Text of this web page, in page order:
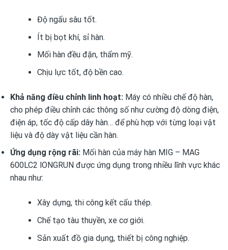
Độ ngấu sâu tốt.
Ít bị bọt khí, sỉ hàn.
Mối hàn đều đặn, thẩm mỹ.
Chịu lực tốt, độ bền cao.
Khả năng điều chỉnh linh hoạt:Máy có nhiều chế độ hàn,
cho phép điều chỉnh các thông số như cường độ dòng điện,
điện áp, tốc độ cấp dây hàn… để phù hợp với từng loại vật
liệu và độ dày vật liệu cần hàn.
Ứng dụng rộng rãi:Mối hàn của máy hàn MIG – MAG
600LC2 lONGRUN được ứng dụng trong nhiều lĩnh vực khác
nhau như:
Xây dựng, thi công kết cấu thép.
Chế tạo tàu thuyền, xe cơ giới.
Sản xuất đồ gia dụng, thiết bị công nghiệp.